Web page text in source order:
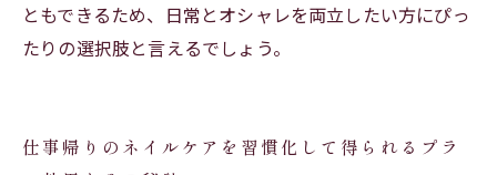
ともできるため、日常とオシャレを両立したい方にぴっ
たりの選択肢と言えるでしょう。
仕事帰りのネイルケアを習慣化して得られるプラ